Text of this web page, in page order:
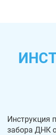
Инструкция
забора ДНК